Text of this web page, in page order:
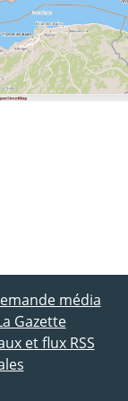
média
Gazette
et flux RSS